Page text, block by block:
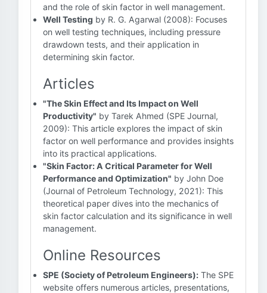
and the role of skin factor in well management.
Well Testing by R. G. Agarwal (2008): Focuses
on well testing techniques, including pressure
drawdown tests, and their application in
determining skin factor.
Articles
"The Skin Effect and Its Impact on Well
Productivity" by Tarek Ahmed (SPE Journal,
2009): This article explores the impact of skin
factor on well performance and provides insights
into its practical applications.
"Skin Factor: A Critical Parameter for Well
Performance and Optimization" by John Doe
(Journal of Petroleum Technology, 2021): This
theoretical paper dives into the mechanics of
skin factor calculation and its significance in well
management.
Online Resources
SPE (Society of Petroleum Engineers): The SPE
website offers numerous articles, presentations,